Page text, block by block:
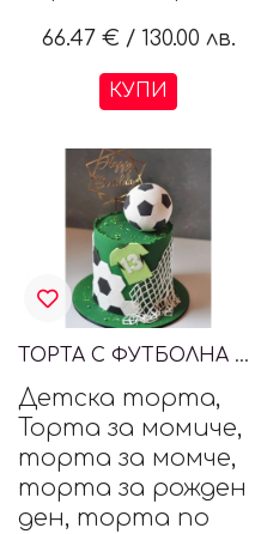
66.47 € / 130.00 лв.
КУПИ
ТОРТА С ФУТБОЛНА ТЕМАТИКА
Детска торта,
Торта за момиче,
торта за момче,
торта за рожден
ден, торта по